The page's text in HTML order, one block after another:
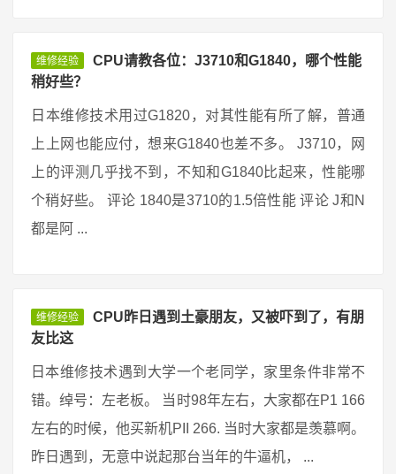
维修经验
CPU请教各位：J3710和G1840，哪个性能
稍好些？
日本维修技术用过G1820，对其性能有所了解，普通
上上网也能应付，想来G1840也差不多。 J3710，网
上的评测几乎找不到，不知和G1840比起来，性能哪
个稍好些。 评论 1840是3710的1.5倍性能 评论 J和N
都是阿 ...
维修经验
CPU昨日遇到土豪朋友，又被吓到了，有朋
友比这
日本维修技术遇到大学一个老同学，家里条件非常不
错。绰号：左老板。 当时98年左右，大家都在P1 166
左右的时候，他买新机PII 266. 当时大家都是羡慕啊。
昨日遇到，无意中说起那台当年的牛逼机， ...